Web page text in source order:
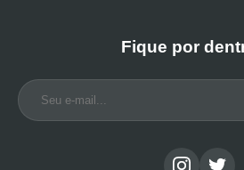
Fique por